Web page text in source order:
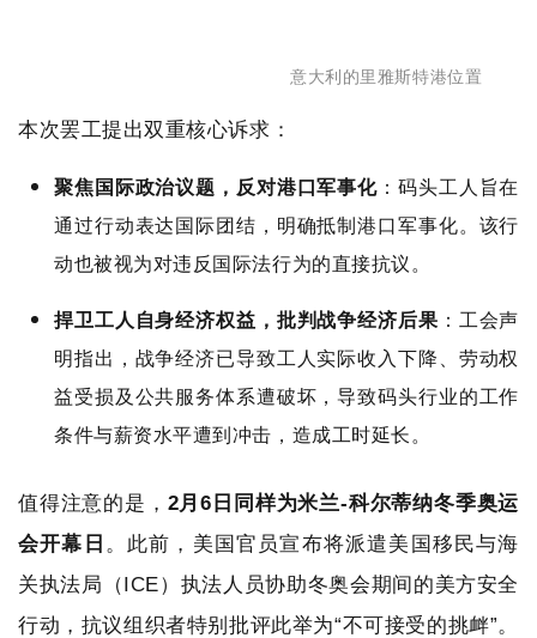
意大利 的里雅斯特港位置
本次罢工提出双重核心诉求：
聚焦国际政治议题，反对港口军事化 ：码头工人旨在
通过行动表达国际团结，明确抵制港口军事化。该行
动也被视为对违反国际法行为的直接抗议。
捍卫工人自身经济权益，批判战争经济后果 ：工会声
明指出，战争经济已导致工人实际收入下降、劳动权
益受损及公共服务体系遭破坏，导致码头行业的工作
条件与薪资水平遭到冲击，造成工时延长。
值得注意的是， 2月6日同样为米兰-科尔蒂纳冬季奥运
会开幕日 。此前，美国官员宣布将派遣美国移民与海
关执法局（ICE）执法人员协助冬奥会期间的美方安全
行动， 抗议组织者特别批评此举为“不可接受的挑衅”。